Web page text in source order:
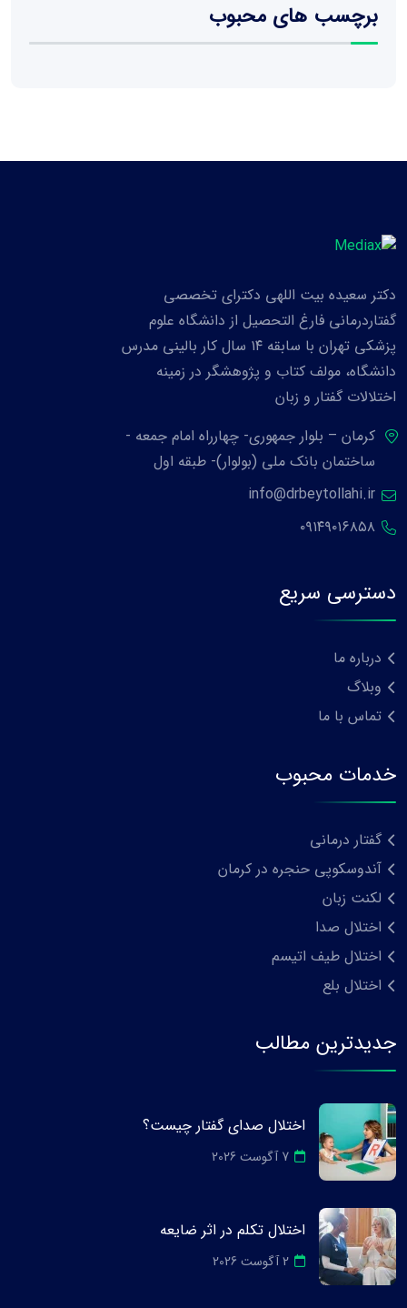
برچسب های محبوب
دکتر سعیده بیت اللهی دکترای تخصصی
گفتاردرمانی فارغ التحصیل از دانشگاه علوم
پزشکی تهران با سابقه ۱۴ سال کار بالینی مدرس
دانشگاه، مولف کتاب و پژوهشگر در زمینه
اختلالات گفتار و زبان
کرمان – بلوار جمهوری- چهارراه امام جمعه -
ساختمان بانک ملی (بولوار)- طبقه اول
info@drbeytollahi.ir
۰۹۱۴۹۰۱۶۸۵۸
دسترسی سریع
درباره ما
وبلاگ
تماس با ما
خدمات محبوب
گفتار درمانی
آندوسکوپی حنجره در کرمان
لکنت زبان
اختلال صدا
اختلال طیف اتیسم
اختلال بلع
جدیدترین مطالب
اختلال صدای گفتار چیست؟
7 آگوست 2026
اختلال تکلم در اثر ضایعه
2 آگوست 2026